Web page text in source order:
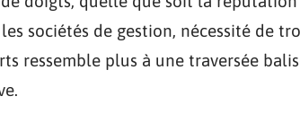
sociétés de gestion, nécessité de
ressemble plus à une traversée